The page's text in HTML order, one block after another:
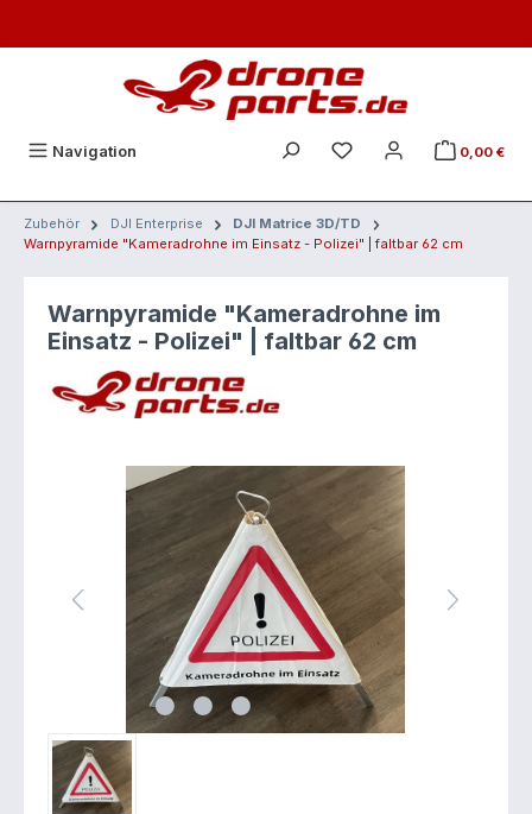
Navigation 0,00 €
Zubehör DJI Enterprise
DJI Matrice 3D/TD
Warnpyramide "Kameradrohne im Einsatz - Polizei" | faltbar 62 cm
Warnpyramide "Kameradrohne im
Einsatz - Polizei" | faltbar 62 cm
Bildergalerie überspringen